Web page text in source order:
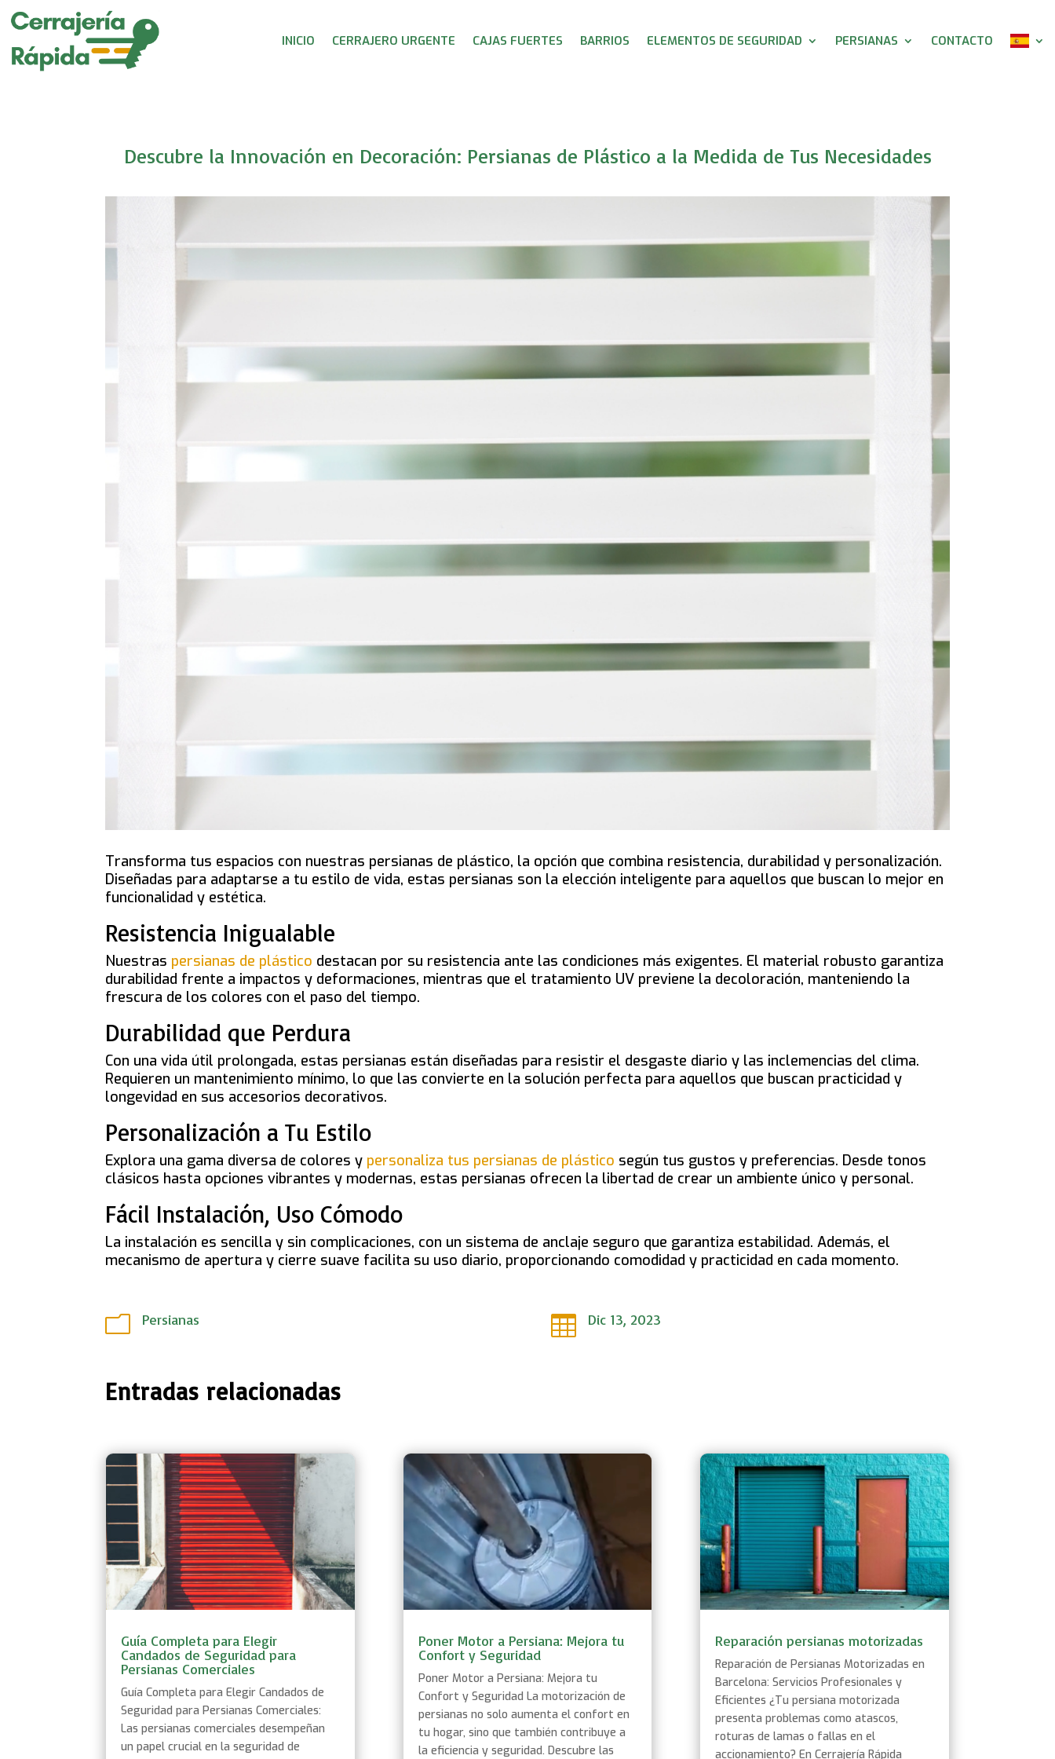
INICIO CERRAJERO URGENTE CAJAS FUERTES BARRIOS ELEMENTOS DE SEGURIDAD PERSIANAS CONTACTO
Descubre la Innovación en Decoración: Persianas de Plástico a la Medida de Tus Necesidades
Transforma tus espacios con nuestras persianas de plástico, la opción que combina resistencia, durabilidad y personalización.
Diseñadas para adaptarse a tu estilo de vida, estas persianas son la elección inteligente para aquellos que buscan lo mejor en
funcionalidad y estética.
Resistencia Inigualable
Nuestras persianas de plástico destacan por su resistencia ante las condiciones más exigentes. El material robusto garantiza
durabilidad frente a impactos y deformaciones, mientras que el tratamiento UV previene la decoloración, manteniendo la
frescura de los colores con el paso del tiempo.
Durabilidad que Perdura
Con una vida útil prolongada, estas persianas están diseñadas para resistir el desgaste diario y las inclemencias del clima.
Requieren un mantenimiento mínimo, lo que las convierte en la solución perfecta para aquellos que buscan practicidad y
longevidad en sus accesorios decorativos.
Personalización a Tu Estilo
Explora una gama diversa de colores y personaliza tus persianas de plástico según tus gustos y preferencias. Desde tonos
clásicos hasta opciones vibrantes y modernas, estas persianas ofrecen la libertad de crear un ambiente único y personal.
Fácil Instalación, Uso Cómodo
La instalación es sencilla y sin complicaciones, con un sistema de anclaje seguro que garantiza estabilidad. Además, el
mecanismo de apertura y cierre suave facilita su uso diario, proporcionando comodidad y practicidad en cada momento.
m Persianas  Dic 13, 2023
Entradas relacionadas
Guía Completa para Elegir
Candados de Seguridad para
Persianas Comerciales
Guía Completa para Elegir Candados de
Seguridad para Persianas Comerciales:
Las persianas comerciales desempeñan
un papel crucial en la seguridad de
Poner Motor a Persiana: Mejora tu
Confort y Seguridad
Poner Motor a Persiana: Mejora tu
Confort y Seguridad La motorización de
persianas no solo aumenta el confort en
tu hogar, sino que también contribuye a
la eficiencia y seguridad. Descubre las
Reparación persianas motorizadas
Reparación de Persianas Motorizadas en
Barcelona: Servicios Profesionales y
Eficientes ¿Tu persiana motorizada
presenta problemas como atascos,
roturas de lamas o fallas en el
accionamiento? En Cerrajería Rápida